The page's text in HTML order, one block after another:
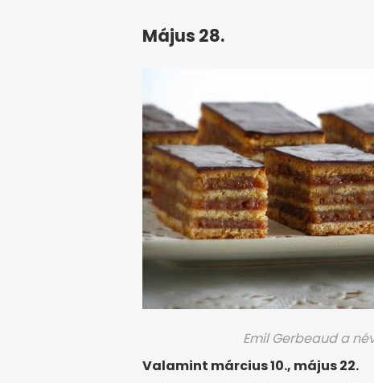
Május 28.
Emil Gerbeaud a
Valamint március 10., május 22.